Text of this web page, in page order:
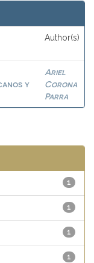
Author(s)
y
Ariel
Corona
Parra
1
1
1
1